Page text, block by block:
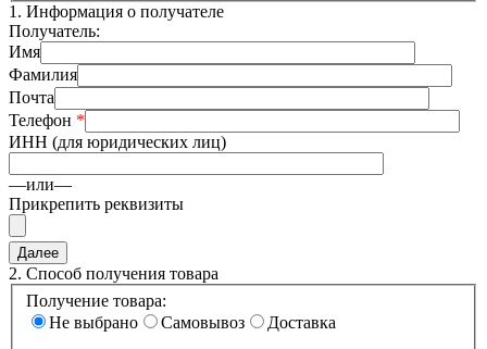
1. Информация о получателе
Получатель:
Имя
Фамилия
Почта
Телефон *
ИНН (для юридических лиц)
—или—
Прикрепить реквизиты
2. Способ получения товара
Получение товара:
Не выбрано
Самовывоз
Доставка